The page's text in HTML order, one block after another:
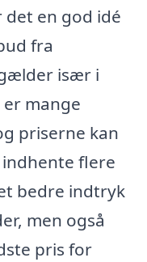
en god idé
fra
især i
mange
priserne kan
flere
bedre indtryk
men også
pris for